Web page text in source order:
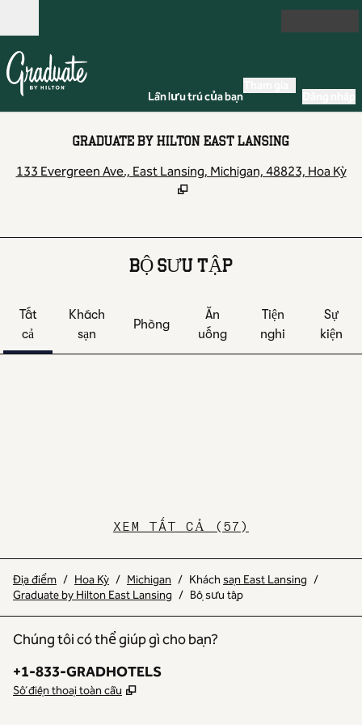
Mở
Lần lưu trú của bạn
GRADUATE BY HILTON EAST LANSING
133 Evergreen Ave., East Lansing, Michigan, 48823, Hoa Kỳ
BỘ SƯU TẬP
Tất
cả
Khách
sạn
Phòng
Ăn
uống
Tiện
nghi
Sự
kiện
XEM TẤT CẢ (57)
Địa điểm / Hoa Kỳ / Michigan / Kháchsạn East Lansing /
Graduate by Hilton East Lansing / Bộ sưu tập
Chúng tôi có thể giúp gì cho bạn?
Điện thoại:
+1-833-GRADHOTELS
Số điện thoại toàn cầu ,